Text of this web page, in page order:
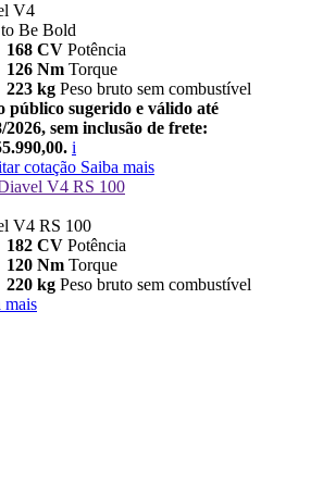
V4
Be Bold
168 CV Potência
126 Nm Torque
223 kg Peso bruto sem combustível
público sugerido e válido até
2026, sem inclusão de frete:
i
cotação Saiba mais
V4 RS 100
V4 RS 100
182 CV Potência
120 Nm Torque
220 kg Peso bruto sem combustível
mais